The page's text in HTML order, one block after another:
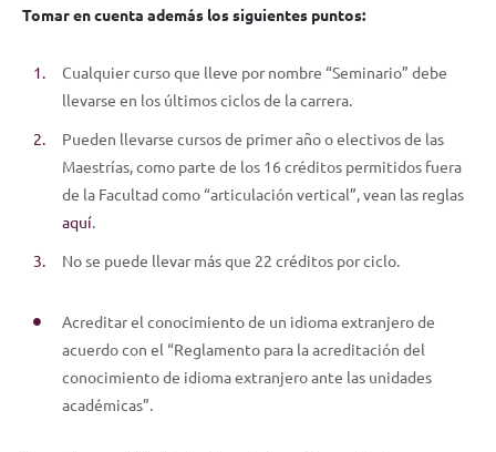
Tomar en cuenta además los siguientes puntos:
Cualquier curso que lleve por nombre “Seminario” debe
llevarse en los últimos ciclos de la carrera.
Pueden llevarse cursos de primer año o electivos de las
Maestrías, como parte de los 16 créditos permitidos fuera
de la Facultad como “articulación vertical”, vean las reglas
aquí.
No se puede llevar más que 22 créditos por ciclo.
Acreditar el conocimiento de un idioma extranjero de
acuerdo con el “Reglamento para la acreditación del
conocimiento de idioma extranjero ante las unidades
académicas”.